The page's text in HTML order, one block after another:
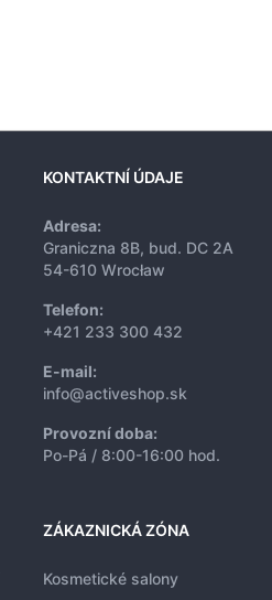
KONTAKTNÍ ÚDAJE
Adresa:
Graniczna 8B, bud. DC 2A
54-610 Wrocław
Telefon:
+421 233 300 432
E-mail:
info@activeshop.sk
Provozní doba:
Po-Pá / 8:00-16:00 hod.
ZÁKAZNICKÁ ZÓNA
Kosmetické salony